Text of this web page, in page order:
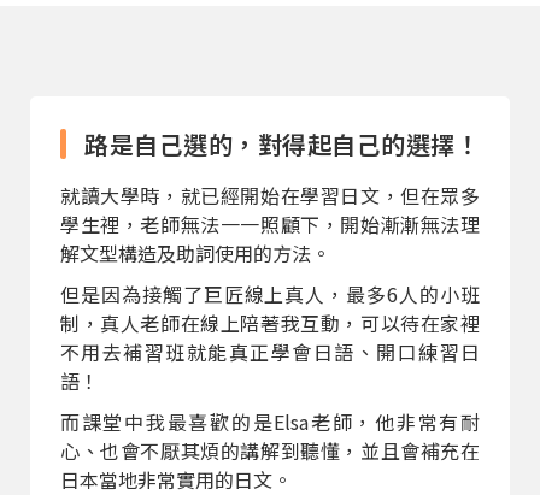
路是自己選的，對得起自己的選擇！
就讀大學時，就已經開始在學習日文，但在眾多
學生裡，老師無法一一照顧下，開始漸漸無法理
解文型構造及助詞使用的方法。
但是因為接觸了巨匠線上真人，最多6人的小班
制，真人老師在線上陪著我互動，可以待在家裡
不用去補習班就能真正學會日語、開口練習日
語！
而課堂中我最喜歡的是Elsa老師，他非常有耐
心、也會不厭其煩的講解到聽懂，並且會補充在
日本當地非常實用的日文。